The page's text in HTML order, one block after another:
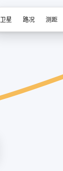
卫星 路况 测距